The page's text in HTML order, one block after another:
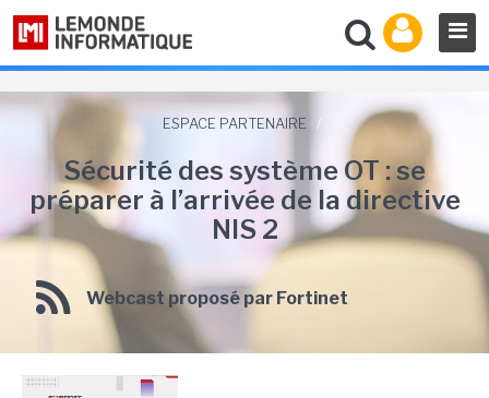
ESPACE PARTENAIRE /
Sécurité des système OT : se
préparer à l’arrivée de la directive
NIS 2
Webcast proposé par Fortinet